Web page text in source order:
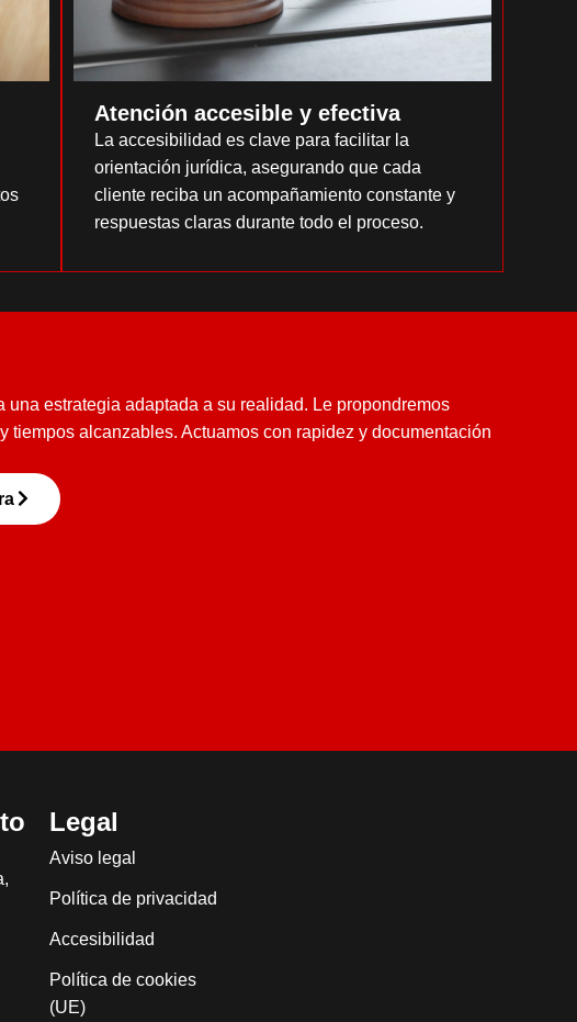
Atención accesible y efectiva​
La accesibilidad es clave para facilitar la
orientación jurídica, asegurando que cada
cliente reciba un acompañamiento constante y
respuestas claras durante todo el proceso.
una estrategia adaptada a su realidad. Le propondremos
tiempos alcanzables. Actuamos con rapidez y documentación
Legal
Aviso legal
Política de privacidad
Accesibilidad
Política de cookies
(UE)